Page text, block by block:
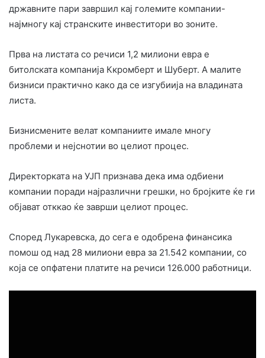
државните пари завршил кај големите компании-
најмногу кај странските инвеститори во зоните.
Прва на листата со речиси 1,2 милиони евра е
битолската компанија Ккромберт и Шуберт. А малите
бизниси практично како да се изгубиија на владината
листа.
Бизнисмените велат компаниите имале многу
проблеми и нејснотии во целиот процес.
Директорката на УЈП признава дека има одбиени
компании поради најразлични грешки, но бројките ќе ги
објават отккао ќе заврши целиот процес.
Според Лукаревска, до сега е одобрена финансика
помош од над 28 милиони евра за 21.542 компании, со
која се опфатени платите на речиси 126.000 работници.